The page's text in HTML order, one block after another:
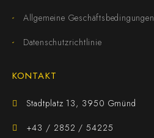
Allgemeine Geschäftsbedingungen
Datenschutzrichtlinie
KONTAKT
Stadtplatz 13, 3950 Gmünd
+43 / 2852 / 54225